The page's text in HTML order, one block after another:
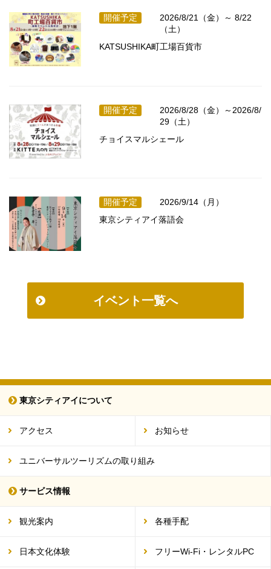
開催予定
2026/8/21（金）～ 8/22
（土）
KATSUSHIKA町工場百貨市
開催予定
2026/8/28（金）～2026/8/
29（土）
チョイスマルシェール
開催予定
2026/9/14（月）
東京シティアイ落語会
イベント一覧へ
東京シティアイについて
アクセス お知らせ
ユニバーサルツーリズムの取り組み
サービス情報
観光案内 各種手配
日本文化体験 フリーWi-Fi・レンタルPC